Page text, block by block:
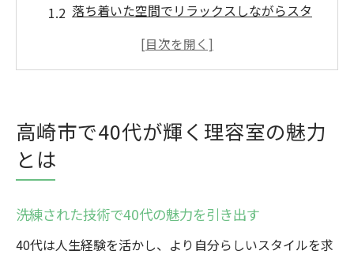
落ち着いた空間でリラックスしながらスタ
イルチェンジ
最新トレンドを取り入れた大人のスタイル
自分に合ったスタイルを見つける方法
40代におすすめのヘアスタイルとカラー
高崎市で40代が輝く理容室の魅力
とは
洗練された技術で40代の魅力を引き出す
40代は人生経験を活かし、より自分らしいスタイルを求